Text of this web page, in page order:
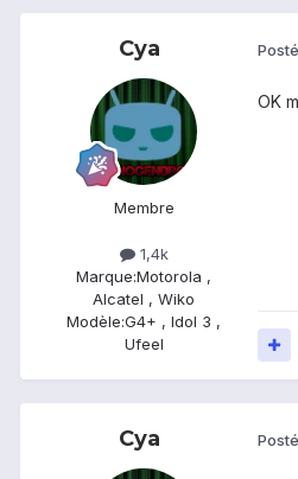
Cya
Membre
1,4k
Marque:Motorola ,
Alcatel , Wiko
Modèle:G4+ , Idol 3 ,
Ufeel
OK
Cya